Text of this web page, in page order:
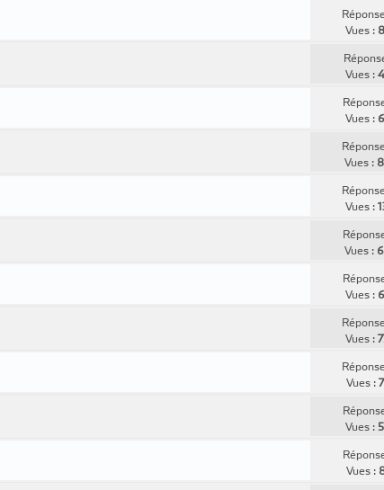
Vues :
Vues :
Vues :
Vues :
Vues :
Vues :
Vues :
Vues :
Vues :
Vues :
Vues :